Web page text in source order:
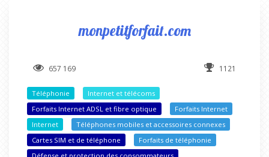
monpetitforfait.com
657 169 1121
Téléphonie
Internet et télécoms
Forfaits Internet ADSL et fibre optique
Forfaits Internet
Internet
Téléphones mobiles et accessoires connexes
Cartes SIM et de téléphone
Forfaits de téléphonie